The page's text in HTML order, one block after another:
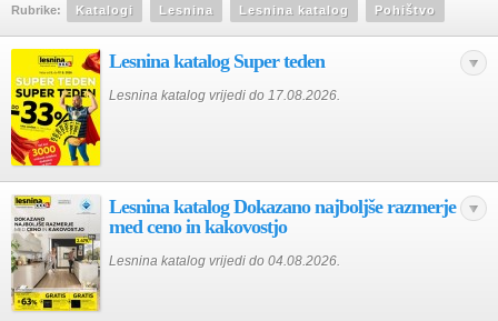
Rubrike: Katalogi Lesnina Lesnina katalog Pohištvo
Lesnina katalog Super teden
Lesnina katalog vrijedi do 17.08.2026.
Lesnina katalog Dokazano najboljše razmerje
med ceno in kakovostjo
Lesnina katalog vrijedi do 04.08.2026.